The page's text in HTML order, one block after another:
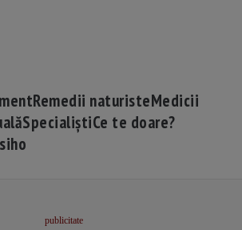
Remedii naturisteMedicii
SpecialiștiCe te doare?